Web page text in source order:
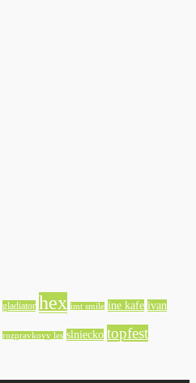
gladiator hex imt smile ine kafe ivan
rozpravkovy les slniecko topfest